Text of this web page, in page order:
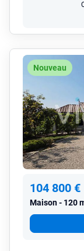
Nouveau
104 800 €
Maison 120